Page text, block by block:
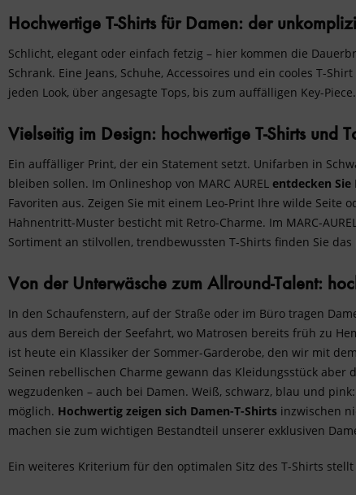
Hochwertige T-Shirts für Damen: der
Schlicht, elegant oder einfach fetzig – hier kommen die
Schrank. Eine Jeans, Schuhe, Accessoires und ein cooles T-
jeden Look, über angesagte Tops, bis zum auffälligen Key-
Vielseitig im Design: hochwertige T-Shirts und
Ein auffälliger Print, der ein Statement setzt. Unifarben in
bleiben sollen. Im Onlineshop von MARC AUREL entdecken
Favoriten aus. Zeigen Sie mit einem Leo-Print Ihre wilde
Hahnentritt-Muster besticht mit Retro-Charme. Im MARC-
Sortiment an stilvollen, trendbewussten T-Shirts finden Sie
Von der Unterwäsche zum Allround-Talent:
In den Schaufenstern, auf der Straße oder im Büro tragen
aus dem Bereich der Seefahrt, wo Matrosen bereits früh zu
ist heute ein Klassiker der Sommer-Garderobe, den wir mit
Seinen rebellischen Charme gewann das Kleidungsstück
wegzudenken – auch bei Damen. Weiß, schwarz, blau und
möglich. Hochwertig zeigen sich Damen-T-Shirts inzwischen
machen sie zum wichtigen Bestandteil unserer exklusiven
Ein weiteres Kriterium für den optimalen Sitz des T-Shirts stellt